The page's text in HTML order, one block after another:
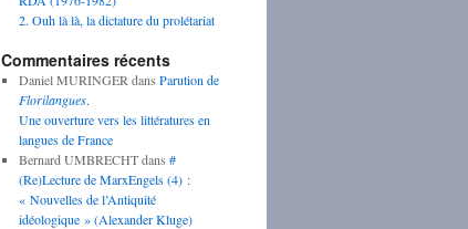
2. Ouh là là, la dictature du prolétariat
Commentaires récents
Daniel MURINGER dans Parution de
Florilangues.
Une ouverture vers les littératures en
langues de France
Bernard UMBRECHTdans #
(Re)Lecture de MarxEngels (4) :
« Nouvelles de l’Antiquité
idéologique » (Alexander Kluge)